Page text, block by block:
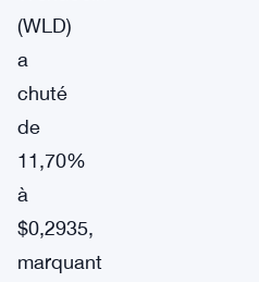
(WLD)
a
chuté
de
11,70%
à
$0,2935,
marquant